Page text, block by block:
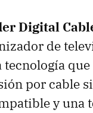
Digital
de
por cable
y una